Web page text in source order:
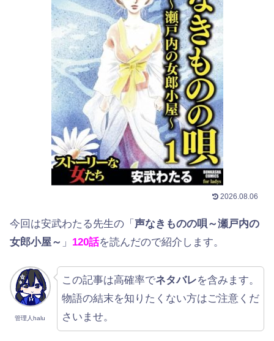
2026.08.06
今回は安武わたる先生の「 声なきものの唄～瀬戸内の
女郎小屋～ 」 120話を読んだので紹介します。
管理人halu
この記事は高確率でネタバレを含みます。
物語の結末を知りたくない方はご注意くだ
さいませ。